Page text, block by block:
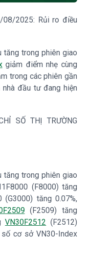
08/2025: Rủi ro điều
tăng trong phiên giao
giảm điểm nhẹ cùng
trong các phiên gần
đầu tư đang hiện
SỐ THỊ TRƯỜNG
tăng trong phiên giao
(F8000) tăng
(G3000) tăng 0.07%,
(F2509) tăng
VN30F2512 (F2512)
số cơ sở VN30-Index